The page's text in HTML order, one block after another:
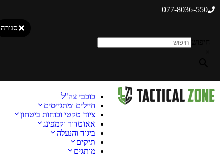
077-8036-550
סגירה
כוכבי צה"ל
חיילים ומתגייסים
ציוד טקטי וכוחות ביטחון
אאוטדור וקמפינג
ביגוד והנעלה
תיקים
מותגים